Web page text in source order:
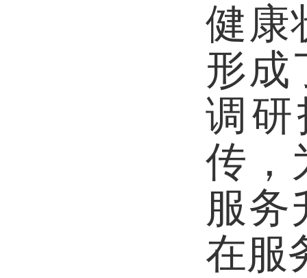
健康
形成
调
传，
服务
在服